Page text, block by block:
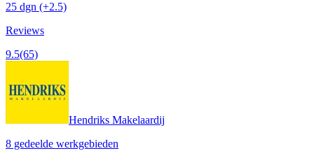
25 dgn (+2.5)
Reviews
9.5(65)
Hendriks Makelaardij
8 gedeelde werkgebieden